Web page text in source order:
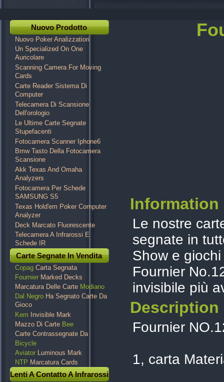
Nuovo Prodotto
Nuovo Poker Analizzatiori
Un Specialized On One
Auricolare
Scanning Camera For Moving
Cards
Carte Reader Sistema Di
Computer
Telecamera Di Scansione
Dell'orologio
Le Ultime Carte Segnate
Stupefacenti
Fotocamera Scanner Iphone6
Bmw Tasto Della Fotocamera
Scansione
Akk Texas And Omaha
Analyzers
Fotocamera Per Schede
SAMSUNG S5
Texas Hold'em Poker Computer
Analyzer
Deck Marcato Fluorescente
Telecamera A Infrarossi E
Schede IR
Carte Segnate In Vendita
Copag Carta Segnata
Fournier Marked Decks
Marcatura Delle Carte Modiano
Dal Negro Ha Segnato Carte Da
Gioco
Kem
Invisible Mark
Mazzo Di Carte Bee
Carte Contrassegnate Da
Bicycle
Aviator Luminous Mark
NTP Marcatura Cards
Lenti A Contatto A Infrarossi
Information
Le nostre
segnate in
Show e
Fournier
invisibile più
Description
Fournier
1, carta